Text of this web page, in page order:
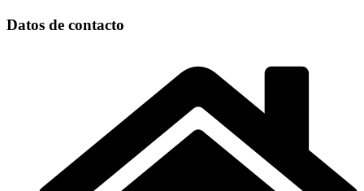
Datos de contacto